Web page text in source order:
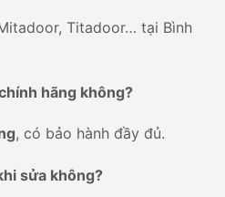
Titadoor… tại Bình
hãng không?
, có bảo hành đầy đủ.
sửa không?